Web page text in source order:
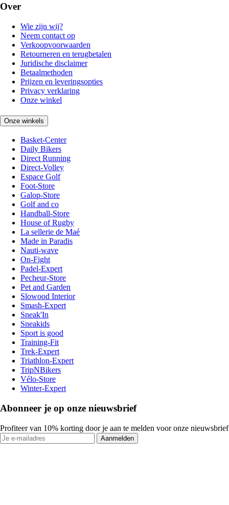
Over
Wie zijn wij?
Neem contact op
Verkoopvoorwaarden
Retourneren en terugbetalen
Juridische disclaimer
Betaalmethoden
Prijzen en leveringsopties
Privacy verklaring
Onze winkel
Onze winkels
Basket-Center
Daily Bikers
Direct Running
Direct-Volley
Espace Golf
Foot-Store
Galop-Store
Golf and co
Handball-Store
House of Rugby
La sellerie de Maé
Made in Paradis
Nauti-wave
On-Fight
Padel-Expert
Pecheur-Store
Pet and Garden
Slowood Interior
Smash-Expert
Sneak'In
Sneakids
Sport is good
Training-Fit
Trek-Expert
Triathlon-Expert
TripNBikers
Vélo-Store
Winter-Expert
Abonneer je op onze nieuwsbrief
Profiteer van 10% korting door je aan te melden voor onze nieuwsbrief
Aanmelden